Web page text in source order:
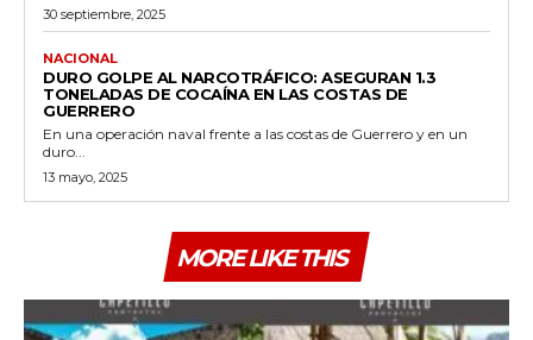
30 septiembre, 2025
NACIONAL
DURO GOLPE AL NARCOTRÁFICO: ASEGURAN 1.3
TONELADAS DE COCAÍNA EN LAS COSTAS DE
GUERRERO
En una operación naval frente a las costas de Guerrero y en un
duro...
13 mayo, 2025
MORE LIKE THIS